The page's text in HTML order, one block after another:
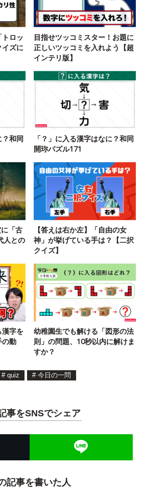
ロッ
ズに
目指せツッコミスター！お題に
正しいツッコミを入れよう【超
インテリ版】
？和同
「？」に入る漢字はなに？和同
開珎パズル171
「古
人との
【答えは右か左】「自由の女
神」が挙げている手は？【二択
クイズ】
漢字を
の動
幼稚園生でも解ける「図形の法
則」の問題、10秒以内に解けま
すか？
# quiz # 今日の一問
事をSNSでシェア
記事を書いた人